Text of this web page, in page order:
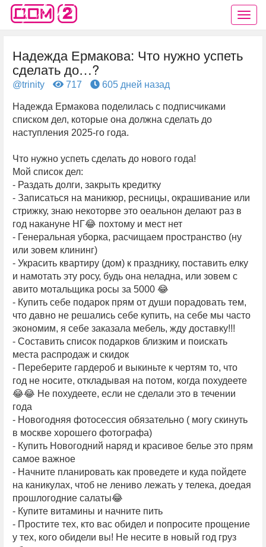
Надежда Ермакова: Что нужно успеть
сделать до…?
@trinity 717 605 дней назад
Надежда Ермакова поделилась с подписчиками
списком дел, которые она должна сделать до
наступления 2025-го года.
Что нужно успеть сделать до нового года!
Мой список дел:
- Раздать долги, закрыть кредитку
- Записаться на маникюр, ресницы, окрашивание или
стрижку, знаю некоторве это оеальнон делают раз в
год накануне НГ😂 похтому и мест нет
- Генеральная уборка, расчищаем пространство (ну
или зовем клининг)
- Украсить квартиру (дом) к празднику, поставить елку
и намотать эту росу, будь она неладна, или зовем с
авито мотальщика росы за 5000 😂
- Купить себе подарок прям от души порадовать тем,
что давно не решались себе купить, на себе мы часто
экономим, я себе заказала мебель, жду доставку!!!
- Составить список подарков близким и поискать
места распродаж и скидок
- Переберите гардероб и выкиньте к чертям то, что
год не носите, откладывая на потом, когда похудеете
😂😂 Не похудеете, если не сделали это в течении
года
- Новогодняя фотосессия обязательно ( могу скинуть
в москве хорошего фотографа)
- Купить Новогодний наряд и красивое белье это прям
самое важное
- Начните планировать как проведете и куда пойдете
на каникулах, чтоб не лениво лежать у телека, доедая
прошлогодние салаты😂
- Купите витамины и начните пить
- Простите тех, кто вас обидел и попросите прощение
у тех, кого обидели вы! Не несите в новый год груз